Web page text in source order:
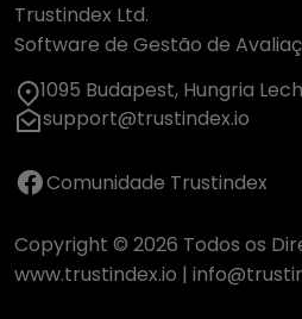
Trustindex Ltd.
Software de Gestão de
1095 Budapest, Hungria
support@trustindex.io
Comunidade Trustindex
Copyright © 2026 Todos os
www.trustindex.io |